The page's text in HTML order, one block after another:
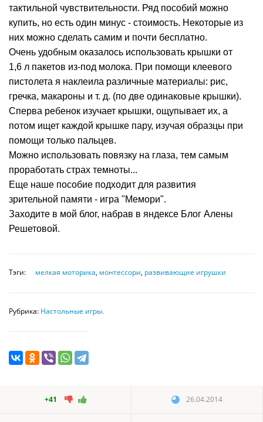
тактильной чувствительности. Ряд пособий можно
купить, но есть один минус - стоимость. Некоторые из
них можно сделать самим и почти бесплатно.
Очень удобным оказалось использовать крышки от
1,6 л пакетов из-под молока. При помощи клеевого
пистолета я наклеила различные материалы: рис,
гречка, макароны и т. д. (по две одинаковые крышки).
Сперва ребенок изучает крышки, ощупывает их, а
потом ищет каждой крышке пару, изучая образцы при
помощи только пальцев.
Можно использовать повязку на глаза, тем самым
проработать страх темноты...
Еще наше пособие подходит для развития
зрительной памяти - игра "Мемори".
Заходите в мой блог, набрав в яндексе Блог Алены
Решетовой.
Тэги: мелкая моторика, монтессори, развивающие игрушки
Рубрика: Настольные игры.
+41 26.04.2014